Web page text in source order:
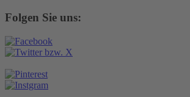
Folgen Sie uns: